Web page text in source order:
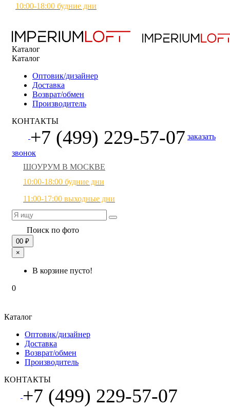
10:00-18:00 будние дни
Каталог
Каталог
Оптовик/дизайнер
Доставка
Возврат/обмен
Производитель
КОНТАКТЫ
+7 (499) 229-57-07 заказать
звонок
ШОУРУМ В МОСКВЕ
10:00-18:00 будние дни
11:00-17:00 выходные дни
Поиск по фото
00 ₽
×
В корзине пусто!
0
Каталог
Оптовик/дизайнер
Доставка
Возврат/обмен
Производитель
КОНТАКТЫ
+7 (499) 229-57-07